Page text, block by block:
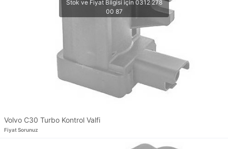
Volvo C30 Turbo Kontrol Valfi
Fiyat Sorunuz